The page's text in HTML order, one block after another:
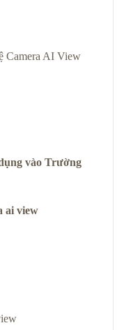
vào Trường